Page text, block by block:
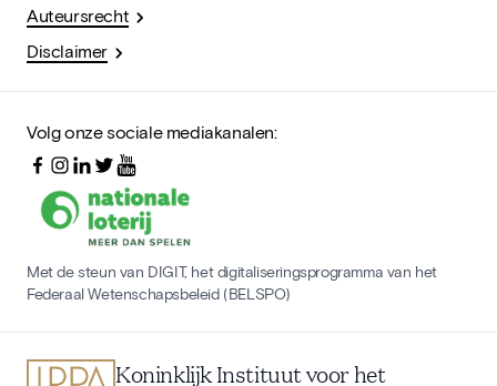
Auteursrecht
Disclaimer
Volg onze sociale mediakanalen:
Met de steun van DIGIT, het digitaliseringsprogramma van het
Federaal Wetenschapsbeleid (BELSPO)
Koninklijk Instituut voor het